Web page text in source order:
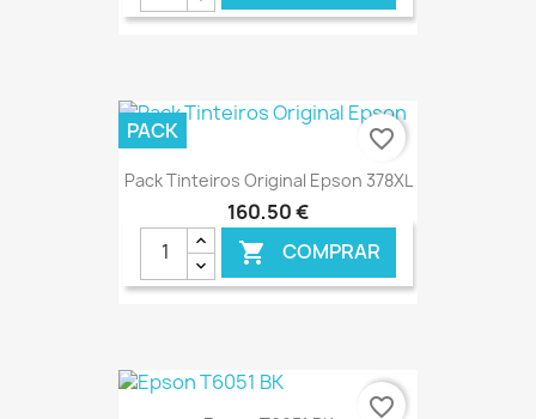
€ ONLINE
Pack Tinteiros Original Epson 378XL
160,50 €
 COMPRAR
PACK favorite_border
favorite_border